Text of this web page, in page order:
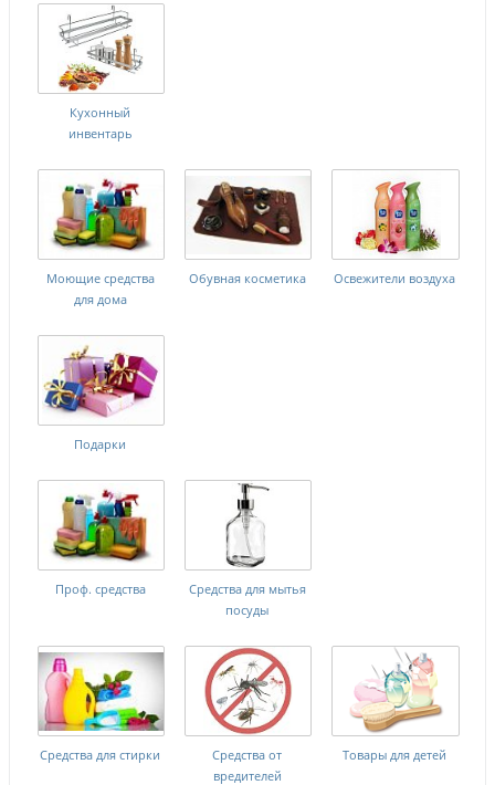
Кухонный
инвентарь
Моющие средства
для дома
Обувная косметика Освежители воздуха
Подарки
Проф. средства
Средства для мытья
посуды
Средства для стирки
Средства от
вредителей
Товары для детей